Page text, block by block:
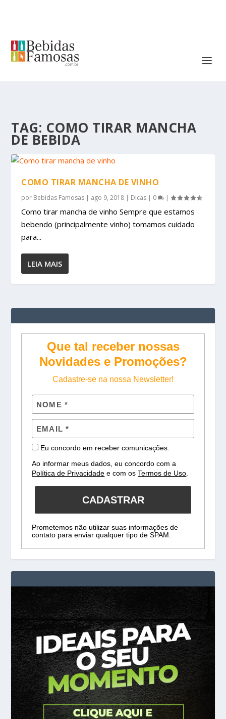
TAG: COMO TIRAR MANCHA
DE BEBIDA
COMO TIRAR MANCHA DE VINHO
por Bebidas Famosas | ago 9, 2018 | Dicas | 0 |
Como tirar mancha de vinho Sempre que estamos
bebendo (principalmente vinho) tomamos cuidado
para...
LEIA MAIS
Que tal receber nossas
Novidades e Promoções?
Cadastre-se na nossa Newsletter!
Eu concordo em receber comunicações.
Ao informar meus dados, eu concordo com a
Política de Privacidade e com osTermos de Uso
CADASTRAR
Prometemos não utilizar suas informações de
contato para enviar qualquer tipo de SPAM.